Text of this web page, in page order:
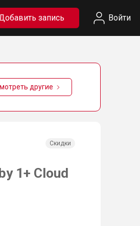
запись Войти
другие
Скидки
1+ Cloud